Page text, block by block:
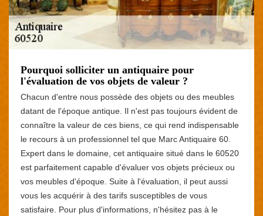
Pourquoi solliciter un antiquaire pour
l'évaluation de vos objets de valeur ?
Chacun d'entre nous possède des objets ou des meubles
datant de l'époque antique. Il n'est pas toujours évident de
connaître la valeur de ces biens, ce qui rend indispensable
le recours à un professionnel tel que Marc Antiquaire 60.
Expert dans le domaine, cet antiquaire situé dans le 60520
est parfaitement capable d'évaluer vos objets précieux ou
vos meubles d'époque. Suite à l'évaluation, il peut aussi
vous les acquérir à des tarifs susceptibles de vous
satisfaire. Pour plus d'informations, n'hésitez pas à le